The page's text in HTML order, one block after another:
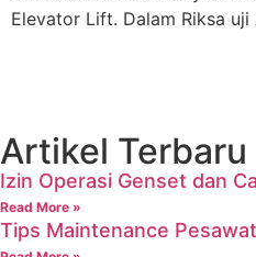
Elevator Lift. Dalam Riksa
Artikel Terbaru
Izin Operasi Genset dan
Read More »
Tips Maintenance